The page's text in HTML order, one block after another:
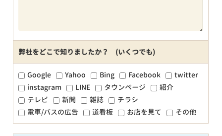
弊社をどこで知りましたか？ (いくつでも)
Google Yahoo Bing Facebook
twitter
instagram
LINE タウンページ
紹介
テレビ
新聞 雑誌
チラシ
電車/バスの広告
道看板 お店を見て その他